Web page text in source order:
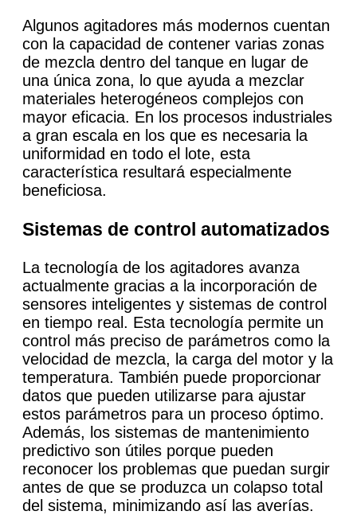
Algunos agitadores más modernos cuentan
con la capacidad de contener varias zonas
de mezcla dentro del tanque en lugar de
una única zona, lo que ayuda a mezclar
materiales heterogéneos complejos con
mayor eficacia. En los procesos industriales
a gran escala en los que es necesaria la
uniformidad en todo el lote, esta
característica resultará especialmente
beneficiosa.
Sistemas de control automatizados
La tecnología de los agitadores avanza
actualmente gracias a la incorporación de
sensores inteligentes y sistemas de control
en tiempo real. Esta tecnología permite un
control más preciso de parámetros como la
velocidad de mezcla, la carga del motor y la
temperatura. También puede proporcionar
datos que pueden utilizarse para ajustar
estos parámetros para un proceso óptimo.
Además, los sistemas de mantenimiento
predictivo son útiles porque pueden
reconocer los problemas que puedan surgir
antes de que se produzca un colapso total
del sistema, minimizando así las averías.